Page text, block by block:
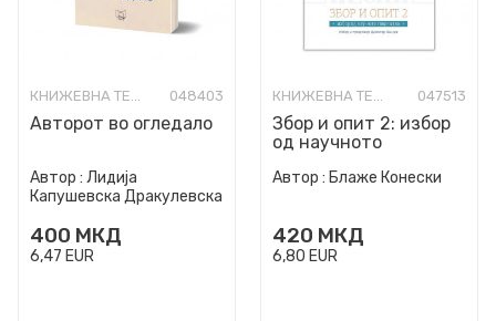
КНИЖЕВНА ТЕОРИЈА И КРИТИКА 048403
Авторот во огледало
Автор : Лидија
Капушевска Дракулевска
400 МКД
6,47 EUR
КНИЖЕВНА ТЕОРИЈА И КРИТИКА 047513
Збор и опит 2: избор
од научното
Автор : Блаже Конески
420 МКД
6,80 EUR